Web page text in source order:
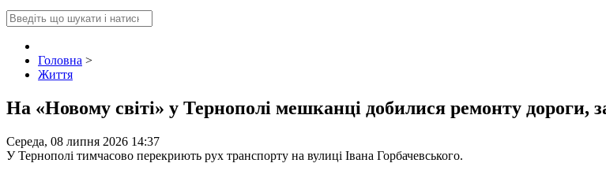
Головна >
Життя
На «Новому світі» у Тернополі мешканці добилися ремонту дороги,
Середа, 08 липня 2026 14:37
У Тернополі тимчасово перекриють рух транспорту на вулиці Івана Горбачевського.